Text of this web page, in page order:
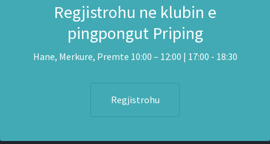
Regjistrohu ne klubin e
pingpongut Priping
Hane, Merkure, Premte 10:00 – 12:00 | 17:00 - 18:30
Regjistrohu